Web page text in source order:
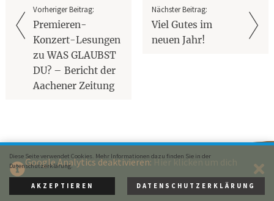
Diese Seite verwendet Cookies. Mehr Informationen dazu finden Sie in der
Datenschutzerklärung.
AKZEPTIEREN DATENSCHUTZERKLÄRUNG
Vorheriger Beitrag:
Premieren-
Konzert-Lesungen
zu WAS GLAUBST
DU? – Bericht der
Aachener Zeitung
Nächster Beitrag:
Viel Gutes im
neuen Jahr!
Rainer Oberthür bei Facebook
© 2015 Rainer Oberthür · Impressum · Webdesign: XIQIT GmbH
Google Analytics deaktivieren:Hier klicken um dich
auszutragen.